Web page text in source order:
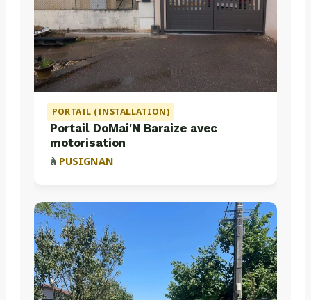
PORTAIL (INSTALLATION)
Portail DoMai'N Baraize avec
motorisation
à PUSIGNAN